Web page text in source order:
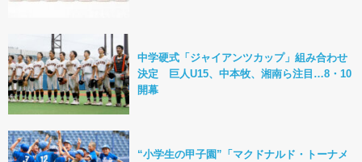
中学硬式「ジャイアンツカップ」組み合わせ
決定 巨人U15、中本牧、湘南ら注目…8・10
開幕
“小学生の甲子園”「マクドナルド・トーナメ